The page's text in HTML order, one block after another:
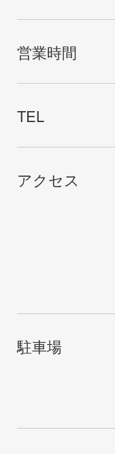
営業時間
TEL
アクセス
駐車場